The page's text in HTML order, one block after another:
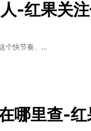
-红果关
个快节奏、…
哪里查-